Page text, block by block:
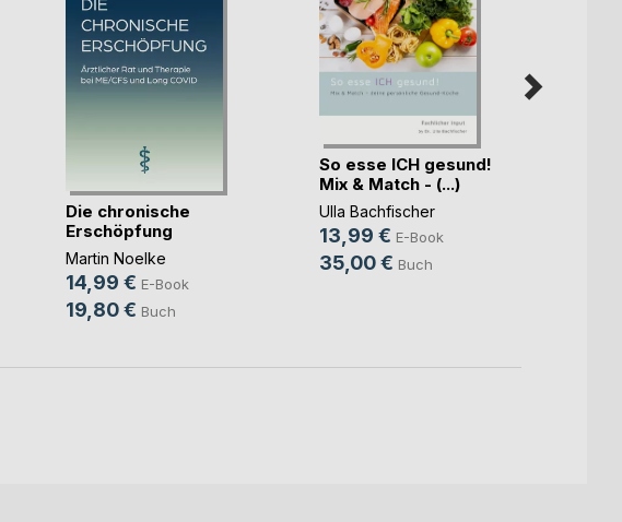
Die chronische
Erschöpfung
Martin Noelke
14,99 € E-Book
19,80 € Buch
So esse ICH gesund!
Mix & Match - (...)
Ulla Bachfischer
13,99 € E-Book
35,00 € Buch